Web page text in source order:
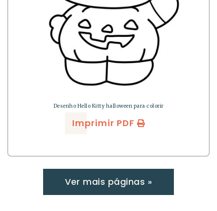
Desenho Hello Kitty halloween para colorir
Imprimir PDF
Ver mais páginas »